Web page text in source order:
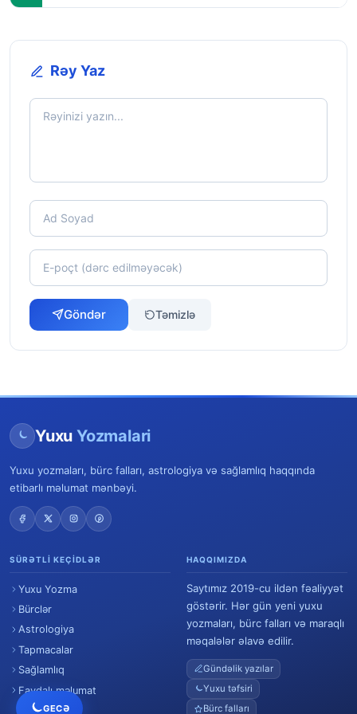
GECƏ
Rəy Yaz
Göndər Təmizlə
Yuxu Yozmalari
Yuxu yozmaları, bürc falları, astrologiya və sağlamlıq haqqında
etibarlı məlumat mənbəyi.
SÜRƏTLI KEÇIDLƏR
Yuxu Yozma
Bürclər
Astrologiya
Tapmacalar
Sağlamlıq
Faydalı məlumat
HAQQIMIZDA
Saytımız 2019-cu ildən fəaliyyət
göstərir. Hər gün yeni yuxu
yozmaları, bürc falları və maraqlı
məqalələr əlavə edilir.
Gündəlik yazılar
Yuxu təfsiri
Bürc falları